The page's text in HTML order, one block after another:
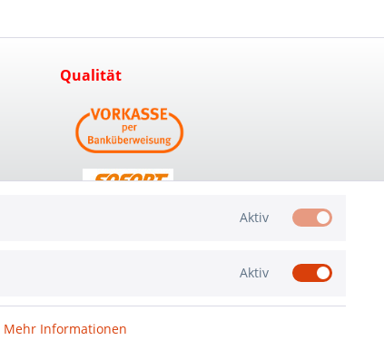
Qualität
Aktiv
Aktiv
Mehr Informationen